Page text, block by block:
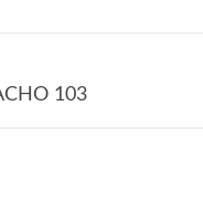
103